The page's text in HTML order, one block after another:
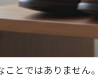
ことではありません